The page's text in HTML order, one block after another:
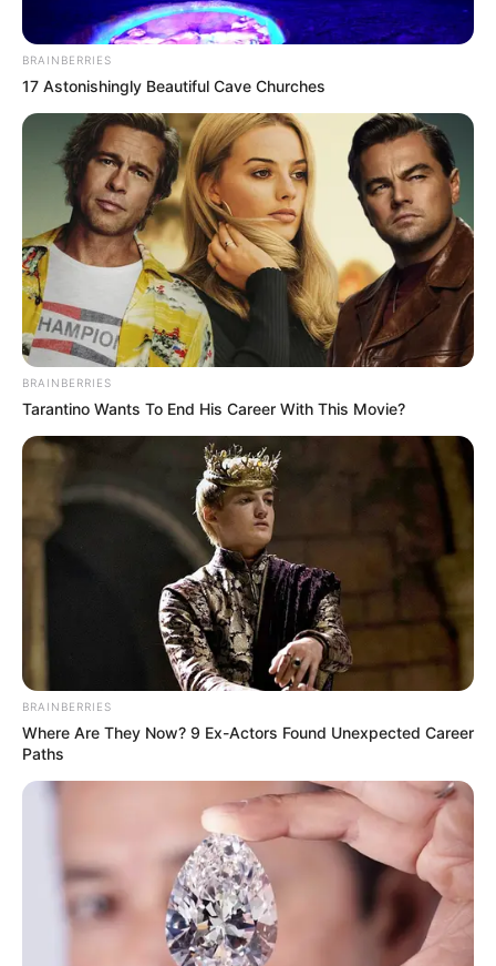
BRAINBERRIES
17 Astonishingly Beautiful Cave Churches
BRAINBERRIES
Tarantino Wants To End His Career With This Movie?
BRAINBERRIES
Where Are They Now? 9 Ex-Actors Found Unexpected Career
Paths